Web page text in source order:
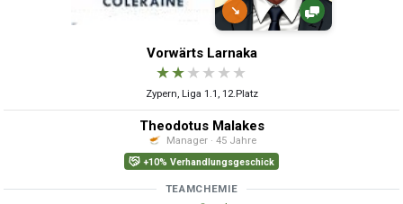
↘
Vorwärts Larnaka
★★★ ★ ★ ★
Zypern, Liga 1.1, 12.Platz
Theodotus Malakes
Manager · 45 Jahre
+10% Verhandlungsgeschick
TEAMCHEMIE